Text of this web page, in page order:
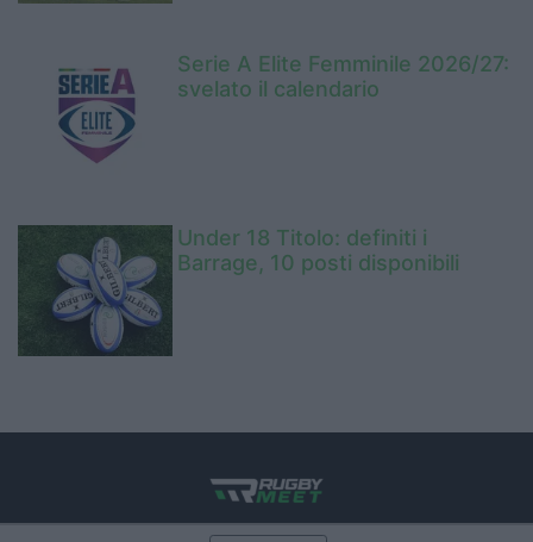
Serie A Elite Femminile 2026/27:
svelato il calendario
Under 18 Titolo: definiti i
Barrage, 10 posti disponibili